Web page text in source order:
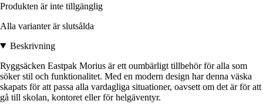
Produkten är inte tillgänglig
Alla varianter är slutsålda
Beskrivning
Ryggsäcken Eastpak Morius är ett oumbärligt tillbehör för alla som
söker stil och funktionalitet. Med en modern design har denna väska
skapats för att passa alla vardagliga situationer, oavsett om det är för att
gå till skolan, kontoret eller för helgäventyr.